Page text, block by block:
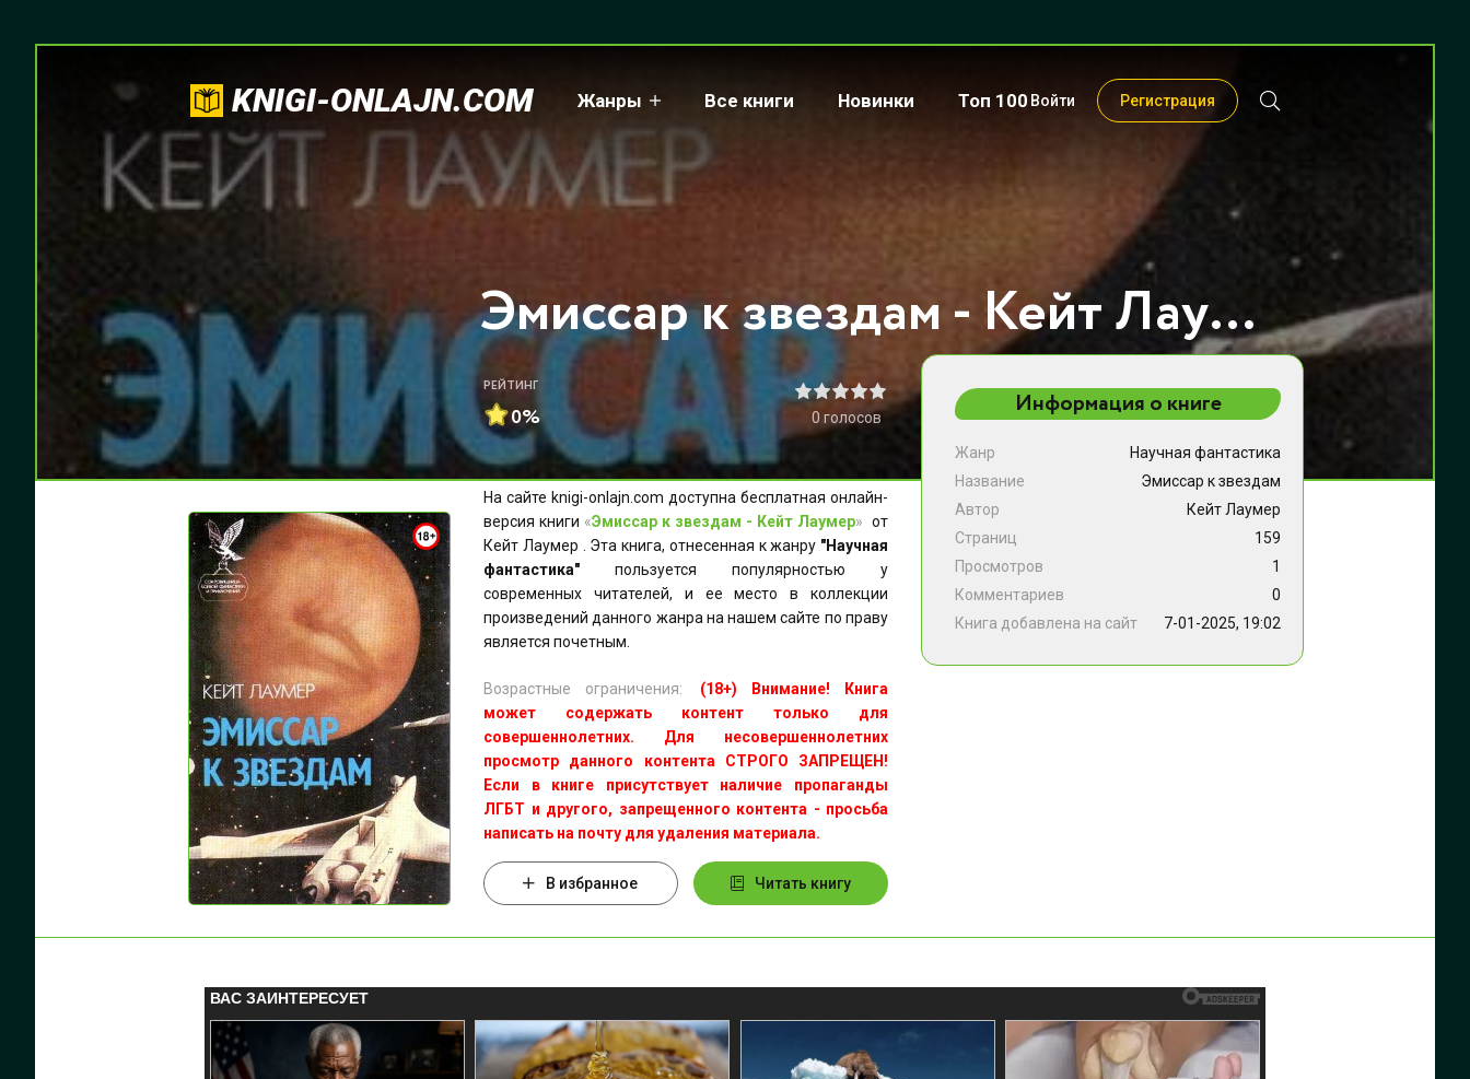
KNIGI-ONLAJN.COM Жанры Все книги Новинки Топ 100 Войти Регистрация
Эмиссар к звездам - Кейт Лаумер
РЕЙТИНГ
0% 0 голосов
На сайте knigi-onlajn.com доступна бесплатная онлайн-
версия книги «Эмиссар к звездам - Кейт Лаумер» от
Кейт Лаумер . Эта книга, отнесенная к жанру "Научная
фантастика" пользуется популярностью у
современных читателей, и ее место в коллекции
произведений данного жанра на нашем сайте по праву
является почетным.
Возрастные ограничения:
(18+) Внимание! Книга
может содержать контент только для
совершеннолетних. Для несовершеннолетних
просмотр данного контента СТРОГО ЗАПРЕЩЕН!
Если в книге присутствует наличие пропаганды
ЛГБТ и другого, запрещенного контента - просьба
написать на почту для удаления материала.
В избранное Читать книгу
Информация о книге
Жанр
Научная фантастика
Название
Эмиссар к звездам
Автор
Кейт Лаумер
Страниц
159
Просмотров
1
Комментариев
0
Книга добавлена на сайт
7-01-2025, 19:02